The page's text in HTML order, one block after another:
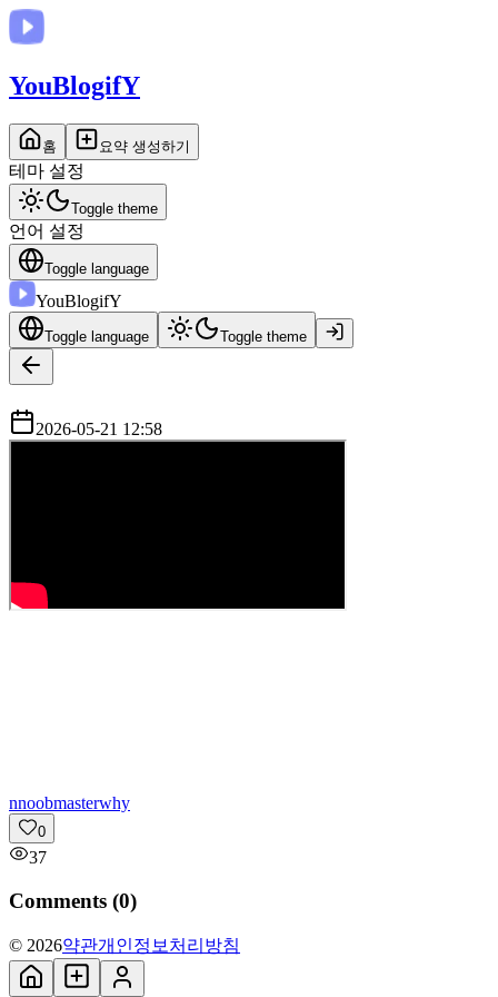
YouBlogifY
홈 요약 생성하기
테마 설정
Toggle theme
언어 설정
Toggle language
YouBlogifY
Toggle language Toggle theme
2026-05-21 12:58
nnoobmasterwhy
0
37
Comments (0)
© 2026약관개인정보처리방침